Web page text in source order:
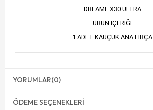
DREAME X30 ULTRA
ÜRÜN İÇERİĞİ
1 ADET KAUÇUK ANA FIRÇA
YORUMLAR(0)
ÖDEME SEÇENEKLERI